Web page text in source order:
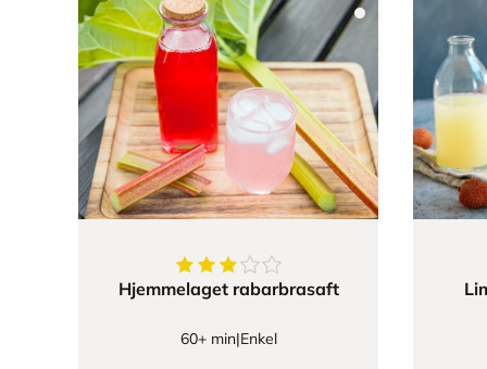
3.3333333333333335
Hjemmelaget rabarbrasaft
60+ min|Enkel